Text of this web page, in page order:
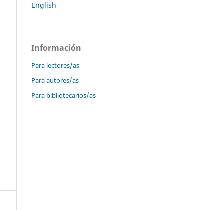
English
Información
Para lectores/as
Para autores/as
Para bibliotecarios/as